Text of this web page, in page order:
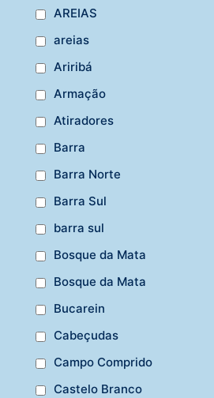
AREIAS
areias
Ariribá
Armação
Atiradores
Barra
Barra Norte
Barra Sul
barra sul
Bosque da Mata
Bosque da Mata
Bucarein
Cabeçudas
Campo Comprido
Castelo Branco